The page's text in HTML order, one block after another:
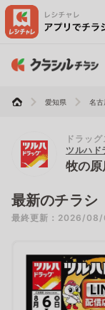
愛知県 名古
ドラッ
ツルハド
牧の
最新のチラシ
最終更新：2026/